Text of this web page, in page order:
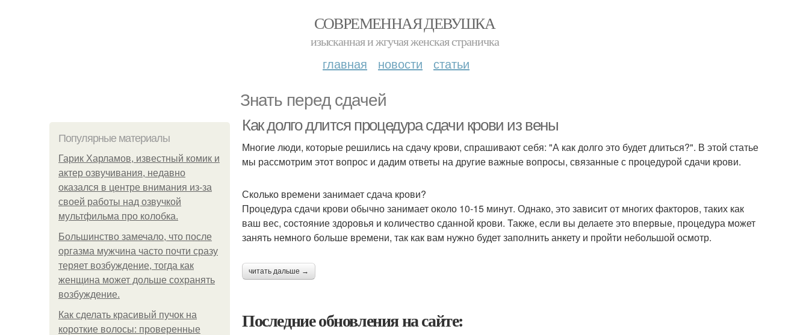
СОВРЕМЕННАЯ ДЕВУШКА
изысканная и жгучая женская страничка
главная новости статьи
Знать перед сдачей
Популярные материалы
Гарик Харламов, известный комик и
актер озвучивания, недавно
оказался в центре внимания из-за
своей работы над озвучкой
мультфильма про колобка.
Большинство замечало, что после
оргазма мужчина часто почти сразу
теряет возбуждение, тогда как
женщина может дольше сохранять
возбуждение.
Как сделать красивый пучок на
короткие волосы: проверенные
Как долго длится процедура сдачи крови из вены
Многие люди, которые решились на сдачу крови, спрашивают себя: "А как долго это будет длиться?". В этой статье
мы рассмотрим этот вопрос и дадим ответы на другие важные вопросы, связанные с процедурой сдачи крови.
Сколько времени занимает сдача крови?
Процедура сдачи крови обычно занимает около 10-15 минут. Однако, это зависит от многих факторов, таких как
ваш вес, состояние здоровья и количество сданной крови. Также, если вы делаете это впервые, процедура может
занять немного больше времени, так как вам нужно будет заполнить анкету и пройти небольшой осмотр.
читать дальше →
Последние обновления на сайте: